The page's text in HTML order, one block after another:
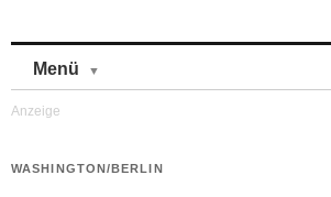
Menü
WASHINGTON/BERLIN